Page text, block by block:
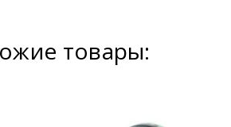
товары: